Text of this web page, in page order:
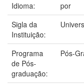
Idioma:
por
Sigla da
Instituição:
Programa
de Pós-
graduação:
Pós-